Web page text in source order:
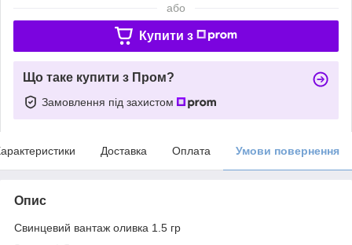
або
Купити з
Що таке купити з Пром?
Замовлення під захистом
Доставка Оплата Умови повернення
Опис
Свинцевий вантаж оливка 1.5 гр